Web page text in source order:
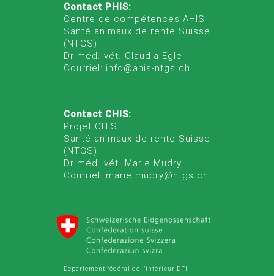
Contact PHIS:
Centre de compétences AHIS
Santé animaux de rente Suisse
(NTGS)
Dr méd. vét. Claudia Egle
Courriel: info@ahis-ntgs.ch
Contact CHIS:
Projet CHIS
Santé animaux de rente Suisse
(NTGS)
Dr méd. vét. Marie Mudry
Courriel: marie.mudry@ntgs.ch
Département fédéral de l'intérieur DFI